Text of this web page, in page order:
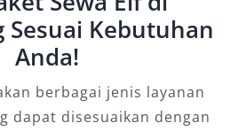
untuk segala
Wisata
Sesuai Kebutuhan
Anda!
berbagai jenis layanan
dapat disesuaikan dengan